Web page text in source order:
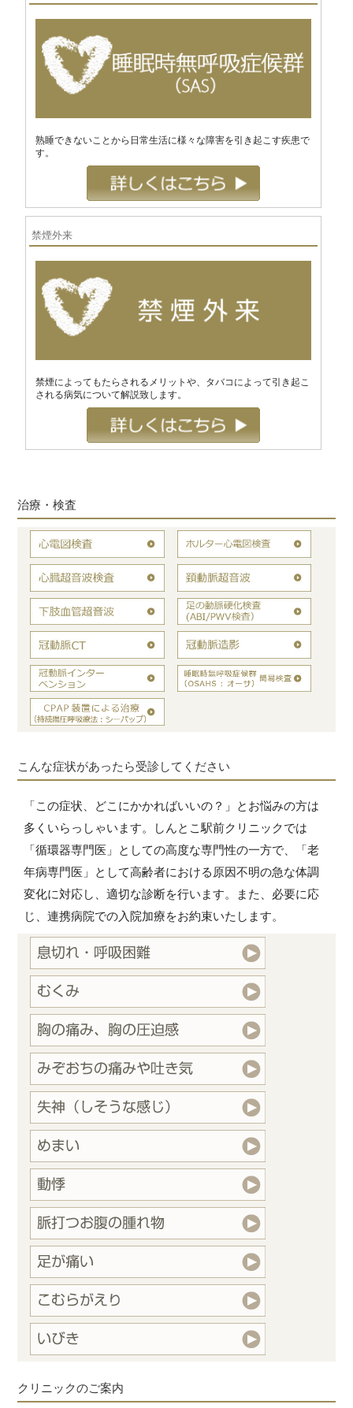
熟睡できないことから日常生活に様々な障害を引き起こす疾患で
す。
禁煙外来
禁煙によってもたらされるメリットや、タバコによって引き起こ
される病気について解説致します。
治療・検査
こんな症状があったら受診してください
「この症状、どこにかかればいいの？」とお悩みの方は
多くいらっしゃいます。しんとこ駅前クリニックでは
「循環器専門医」としての高度な専門性の一方で、「老
年病専門医」として高齢者における原因不明の急な体調
変化に対応し、適切な診断を行います。また、必要に応
じ、連携病院での入院加療をお約束いたします。
クリニックのご案内